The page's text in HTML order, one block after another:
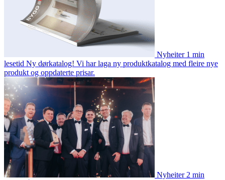
Nyheiter 1 min
lesetid Ny dørkatalog! Vi har laga ny produktkatalog med fleire nye
produkt og oppdaterte prisar.
Nyheiter 2 min